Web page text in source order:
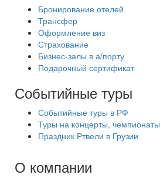
Бронирование отелей
Трансфер
Оформление виз
Страхование
Бизнес-залы в а/порту
Подарочный сертификат
Событийные туры
Событийные туры в РФ
Туры на концерты, чемпионаты
Праздник Ртвели в Грузии
О компании